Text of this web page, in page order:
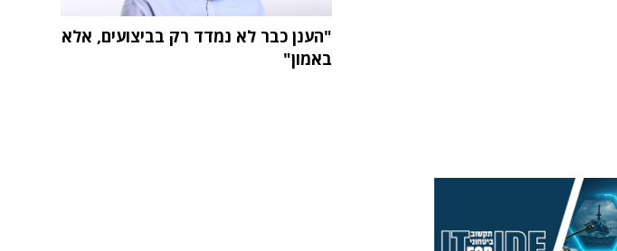
"הענן כבר לא נמדד רק בביצועים, אלא
באמון"